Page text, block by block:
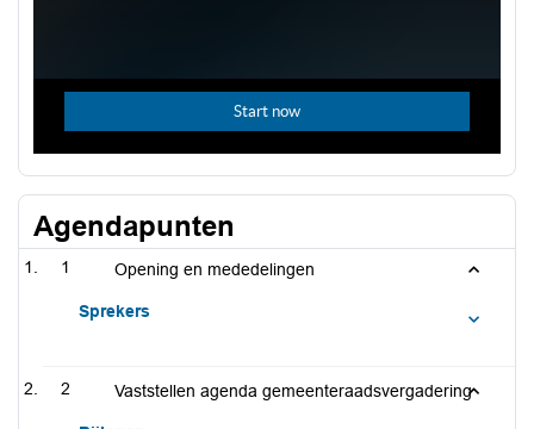
Agendapunten
1 Opening en mededelingen
Sprekers
2 Vaststellen agenda gemeenteraadsvergadering